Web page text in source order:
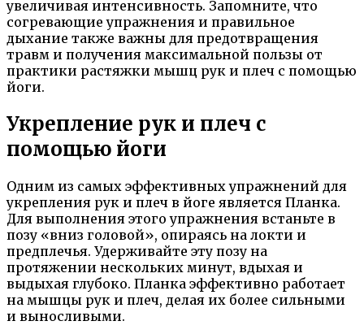
увеличивая интенсивность. Запомните, что
согревающие упражнения и правильное
дыхание также важны для предотвращения
травм и получения максимальной пользы от
практики растяжки мышц рук и плеч с помощью
йоги.
Укрепление рук и плеч с
помощью йоги
Одним из самых эффективных упражнений для
укрепления рук и плеч в йоге является Планка.
Для выполнения этого упражнения встаньте в
позу «вниз головой», опираясь на локти и
предплечья. Удерживайте эту позу на
протяжении нескольких минут, вдыхая и
выдыхая глубоко. Планка эффективно работает
на мышцы рук и плеч, делая их более сильными
и выносливыми.